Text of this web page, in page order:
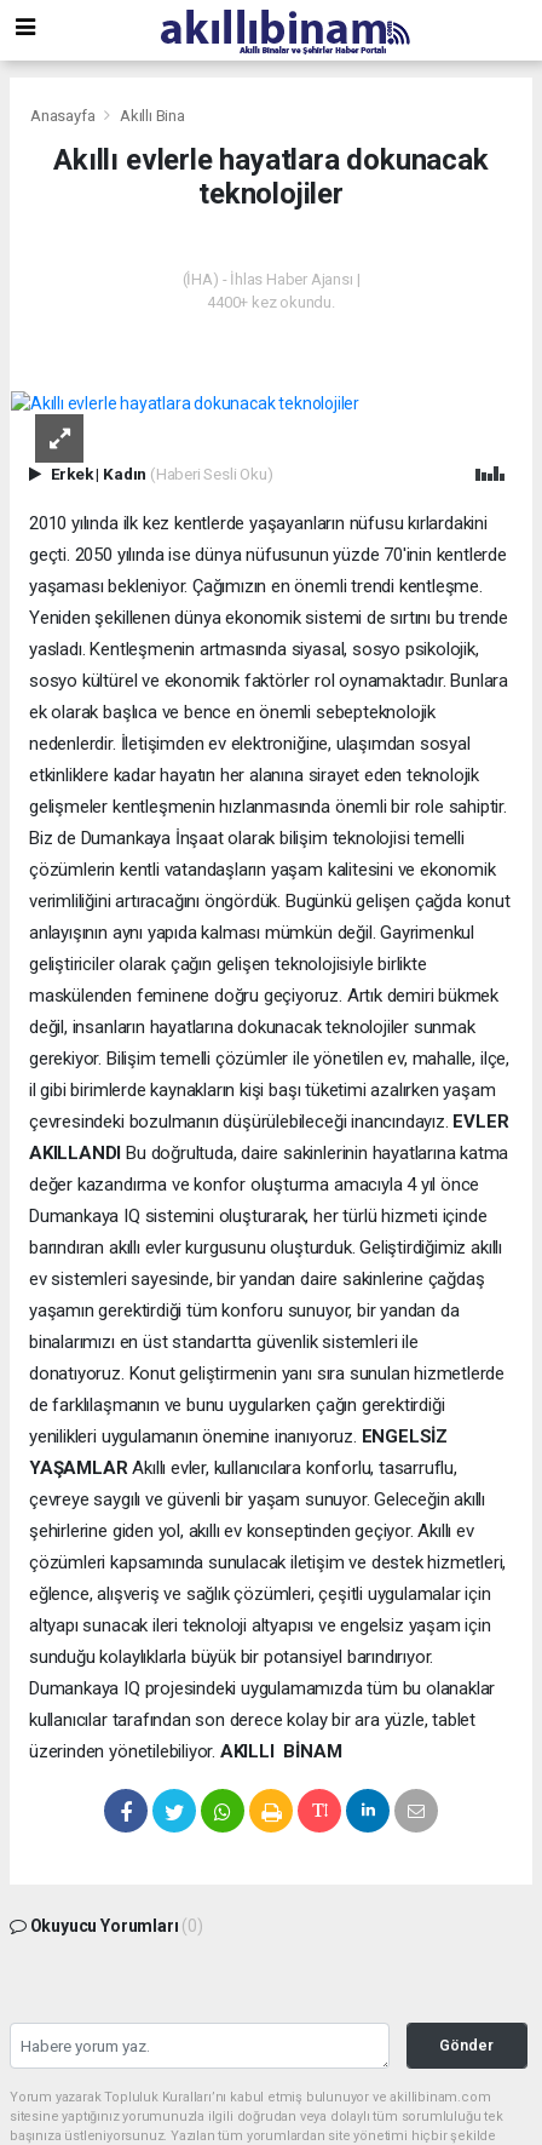
Anasayfa Akıllı Bina
Akıllı evlerle hayatlara dokunacak
teknolojiler
(İHA) - İhlas Haber Ajansı |
4400+ kez okundu.
Erkek| Kadın (Haberi Sesli Oku)
2010 yılında ilk kez kentlerde yaşayanların nüfusu kırlardakini
geçti. 2050 yılında ise dünya nüfusunun yüzde 70'inin kentlerde
yaşaması bekleniyor. Çağımızın en önemli trendi kentleşme.
Yeniden şekillenen dünya ekonomik sistemi de sırtını bu trende
yasladı. Kentleşmenin artmasında siyasal, sosyo psikolojik,
sosyo kültürel ve ekonomik faktörler rol oynamaktadır. Bunlara
ek olarak başlıca ve bence en önemli sebepteknolojik
nedenlerdir. İletişimden ev elektroniğine, ulaşımdan sosyal
etkinliklere kadar hayatın her alanına sirayet eden teknolojik
gelişmeler kentleşmenin hızlanmasında önemli bir role sahiptir.
Biz de Dumankaya İnşaat olarak bilişim teknolojisi temelli
çözümlerin kentli vatandaşların yaşam kalitesini ve ekonomik
verimliliğini artıracağını öngördük. Bugünkü gelişen çağda konut
anlayışının aynı yapıda kalması mümkün değil. Gayrimenkul
geliştiriciler olarak çağın gelişen teknolojisiyle birlikte
maskülenden feminene doğru geçiyoruz. Artık demiri bükmek
değil, insanların hayatlarına dokunacak teknolojiler sunmak
gerekiyor. Bilişim temelli çözümler ile yönetilen ev, mahalle, ilçe,
il gibi birimlerde kaynakların kişi başı tüketimi azalırken yaşam
çevresindeki bozulmanın düşürülebileceği inancındayız. EVLER
AKILLANDI Bu doğrultuda, daire sakinlerinin hayatlarına katma
değer kazandırma ve konfor oluşturma amacıyla 4 yıl önce
Dumankaya IQ sistemini oluşturarak, her türlü hizmeti içinde
barındıran akıllı evler kurgusunu oluşturduk. Geliştirdiğimiz akıllı
ev sistemleri sayesinde, bir yandan daire sakinlerine çağdaş
yaşamın gerektirdiği tüm konforu sunuyor, bir yandan da
binalarımızı en üst standartta güvenlik sistemleri ile
donatıyoruz. Konut geliştirmenin yanı sıra sunulan hizmetlerde
de farklılaşmanın ve bunu uygularken çağın gerektirdiği
yenilikleri uygulamanın önemine inanıyoruz. ENGELSİZ
YAŞAMLAR Akıllı evler, kullanıcılara konforlu, tasarruflu,
çevreye saygılı ve güvenli bir yaşam sunuyor. Geleceğin akıllı
şehirlerine giden yol, akıllı ev konseptinden geçiyor. Akıllı ev
çözümleri kapsamında sunulacak iletişim ve destek hizmetleri,
eğlence, alışveriş ve sağlık çözümleri, çeşitli uygulamalar için
altyapı sunacak ileri teknoloji altyapısı ve engelsiz yaşam için
sunduğu kolaylıklarla büyük bir potansiyel barındırıyor.
Dumankaya IQ projesindeki uygulamamızda tüm bu olanaklar
kullanıcılar tarafından son derece kolay bir ara yüzle, tablet
üzerinden yönetilebiliyor. AKILLI BİNAM
Okuyucu Yorumları (0)
Gönder
Yorum yazarak Topluluk Kuralları’nı kabul etmiş bulunuyor ve akillibinam.com
sitesine yaptığınız yorumunuzla ilgili doğrudan veya dolaylı tüm sorumluluğu tek
başınıza üstleniyorsunuz. Yazılan tüm yorumlardan site yönetimi hiçbir şekilde